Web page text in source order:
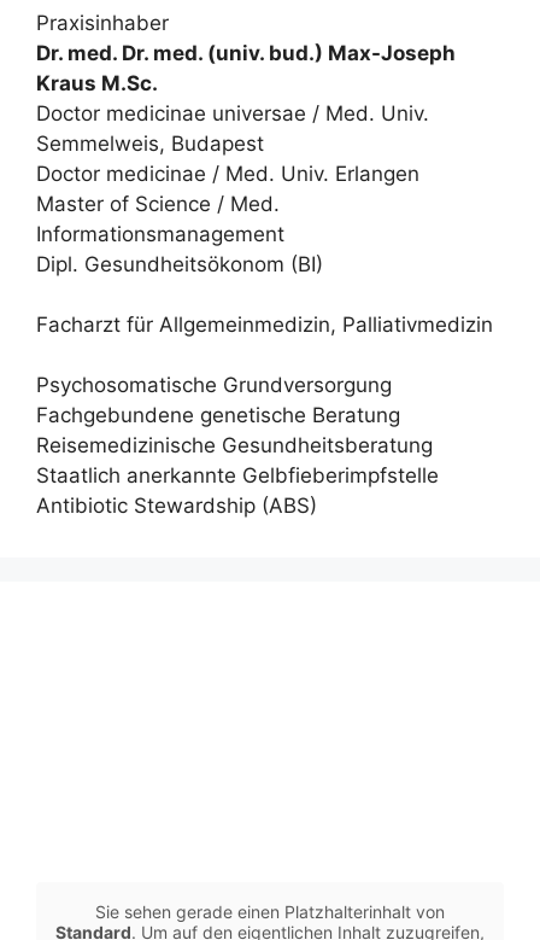
Praxisinhaber
Dr. med. Dr. med. (univ. bud.) Max-Joseph
Kraus M.Sc.
Doctor medicinae universae / Med. Univ.
Semmelweis, Budapest
Doctor medicinae / Med. Univ. Erlangen
Master of Science / Med.
Informationsmanagement
Dipl. Gesundheitsökonom (BI)
Facharzt für Allgemeinmedizin, Palliativmedizin
Psychosomatische Grundversorgung
Fachgebundene genetische Beratung
Reisemedizinische Gesundheitsberatung
Staatlich anerkannte Gelbfieberimpfstelle
Antibiotic Stewardship (ABS)
Sie sehen gerade einen Platzhalterinhalt von
Standard. Um auf den eigentlichen Inhalt zuzugreifen,